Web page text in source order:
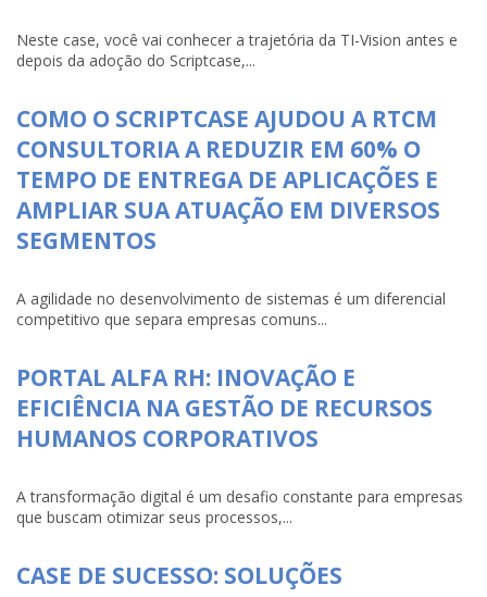
Neste case, você vai conhecer a trajetória da TI-Vision antes e
depois da adoção do Scriptcase,...
COMO O SCRIPTCASE AJUDOU A RTCM
CONSULTORIA A REDUZIR EM 60% O
TEMPO DE ENTREGA DE APLICAÇÕES E
AMPLIAR SUA ATUAÇÃO EM DIVERSOS
SEGMENTOS
A agilidade no desenvolvimento de sistemas é um diferencial
competitivo que separa empresas comuns...
PORTAL ALFA RH: INOVAÇÃO E
EFICIÊNCIA NA GESTÃO DE RECURSOS
HUMANOS CORPORATIVOS
A transformação digital é um desafio constante para empresas
que buscam otimizar seus processos,...
CASE DE SUCESSO: SOLUÇÕES